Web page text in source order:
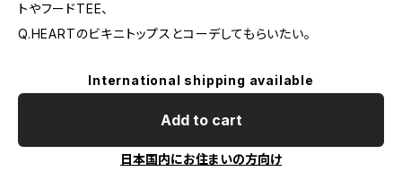
トやフードTEE、
Q.HEARTのビキニトップスとコーデしてもらいたい。
International shipping available
Add to cart
日本国内にお住まいの方向け